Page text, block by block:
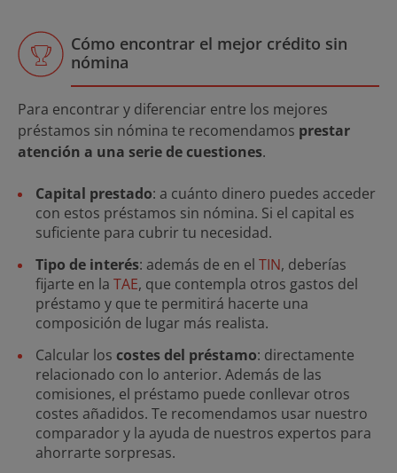
Cómo encontrar el mejor crédito sin
nómina
Para encontrar y diferenciar entre los mejores
préstamos sin nómina te recomendamos prestar
atención a una serie de cuestiones.
Capital prestado: a cuánto dinero puedes acceder
con estos préstamos sin nómina. Si el capital es
suficiente para cubrir tu necesidad.
Tipo de interés: además de en el TIN, deberías
fijarte en la TAE, que contempla otros gastos del
préstamo y que te permitirá hacerte una
composición de lugar más realista.
Calcular los costes del préstamo: directamente
relacionado con lo anterior. Además de las
comisiones, el préstamo puede conllevar otros
costes añadidos. Te recomendamos usar nuestro
comparador y la ayuda de nuestros expertos para
ahorrarte sorpresas.